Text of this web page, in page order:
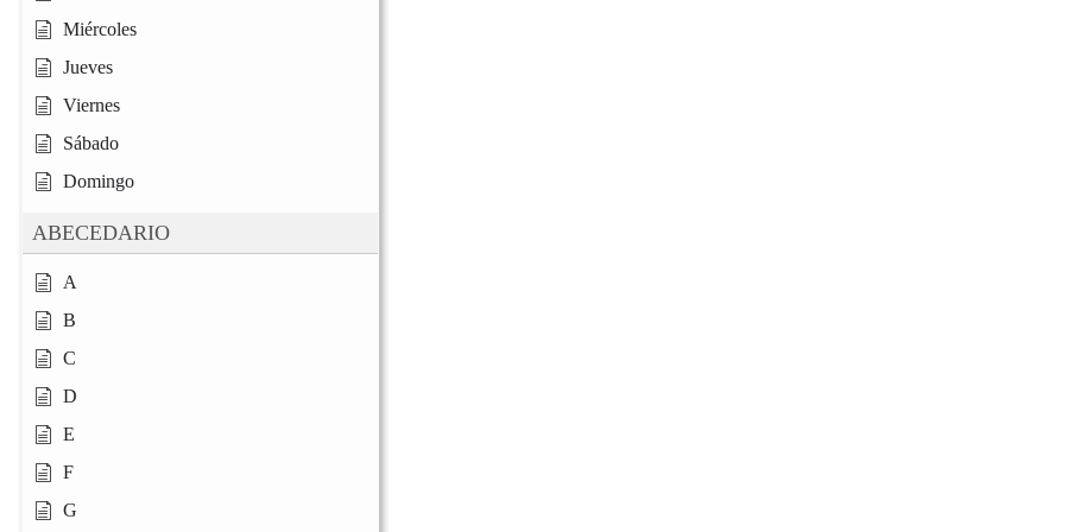
Miércoles
Jueves
Viernes
Sábado
Domingo
ABECEDARIO
A
B
C
D
E
F
G